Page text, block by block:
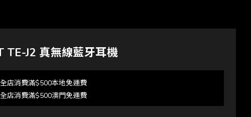
TE-J2 真無線藍牙耳機
店消費滿$500本地免運費
店消費滿$500澳門免運費